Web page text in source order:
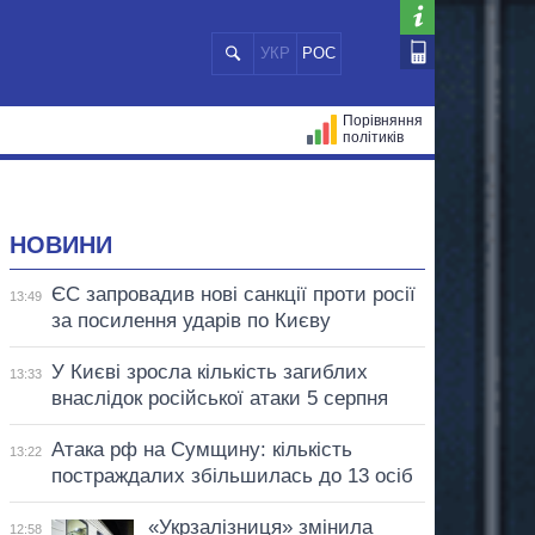
УКР РОС
Порівняння
політиків
НОВИНИ
13:49
ЄС запровадив нові санкції проти росії
за посилення ударів по Києву
13:33
У Києві зросла кількість загиблих
внаслідок російської атаки 5 серпня
13:22
Атака рф на Сумщину: кількість
постраждалих збільшилась до 13 осіб
12:58
«Укрзалізниця» змінила